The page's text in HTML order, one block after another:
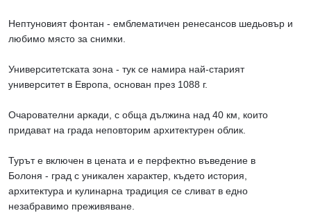
Нептуновият фонтан - емблематичен ренесансов шедьовър и
любимо място за снимки.
Университетската зона - тук се намира най-старият
университет в Европа, основан през 1088 г.
Очарователни аркади, с обща дължина над 40 км, които
придават на града неповторим архитектурен облик.
Турът е включен в цената и е перфектно въведение в
Болоня - град с уникален характер, където история,
архитектура и кулинарна традиция се сливат в едно
незабравимо преживяване.